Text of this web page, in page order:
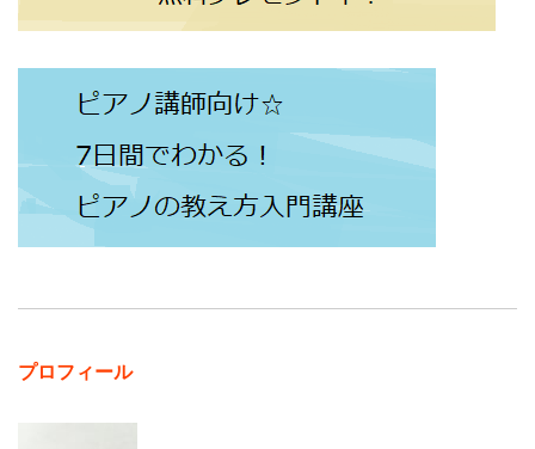
プロフィール